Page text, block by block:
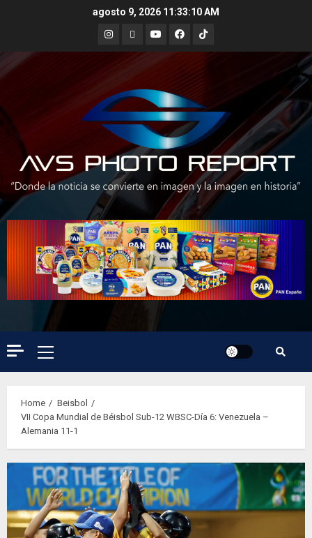
agosto 9, 2026 11:33:11 AM
Instagram
X YoutubeFacebook
TikTok
Primary
Menu
Home
Beisbol
VII Copa Mundial de Béisbol Sub-12 WBSC-Día 6: Venezuela –
Alemania 11-1